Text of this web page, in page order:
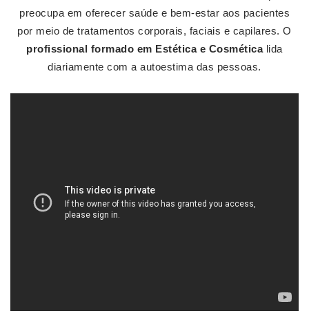
preocupa em oferecer saúde e bem-estar aos pacientes
por meio de tratamentos corporais, faciais e capilares. O
profissional formado em Estética e Cosméticalida
diariamente com a autoestima das pessoas.